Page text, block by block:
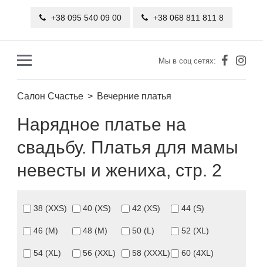
+38 095 540 09 00 +38 068 811 811 8
Мы в соц сетях:
Салон Счастье Вечерние платья
Нарядное платье на
свадьбу. Платья для мамы
невесты и жениха, стр. 2
38 (XXS) 40 (XS) 42 (XS) 44 (S)
46 (M) 48 (M) 50 (L) 52 (XL)
54 (XL) 56 (XXL) 58 (XXXL) 60 (4XL)